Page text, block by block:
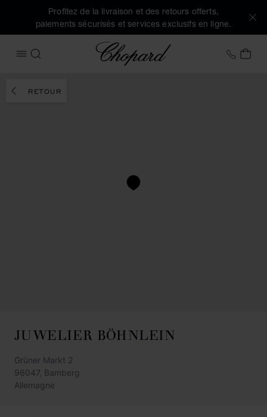
Profitez de la livraison et des retours offerts,
paiements sécurisés et services exclusifs en ligne.
OUVRIR LE MENU
RECHERCHER
Chopard +41
RETOUR
JUWELIER BÖHNLEIN
Grüner Markt 2
96047, Bamberg
Allemagne